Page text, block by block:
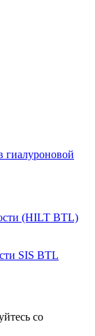
гиалуроновой
(HILT BTL)
SIS BTL
со